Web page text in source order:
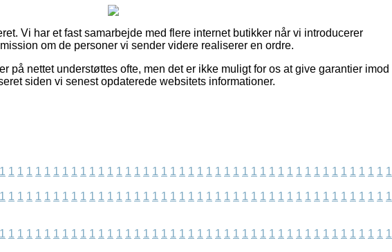
Vi har et fast samarbejde med flere internet butikker når vi introducerer
om de personer vi sender videre realiserer en ordre.
på nettet understøttes ofte, men det er ikke muligt for os at give garantier imod
siden vi senest opdaterede websitets informationer.
1 1 1 1 1 1 1 1 1 1 1 1 1 1 1 1 1 1 1 1 1 1 1 1 1 1 1 1 1 1 1 1 1 1 1 1 1 1 1 1 1 1 1 1
1 1 1 1 1 1 1 1 1 1 1 1 1 1 1 1 1 1 1 1 1 1 1 1 1 1 1 1 1 1 1 1 1 1 1 1 1 1 1 1 1 1 1 1
1 1 1 1 1 1 1 1 1 1 1 1 1 1 1 1 1 1 1 1 1 1 1 1 1 1 1 1 1 1 1 1 1 1 1 1 1 1 1 1 1 1 1 1